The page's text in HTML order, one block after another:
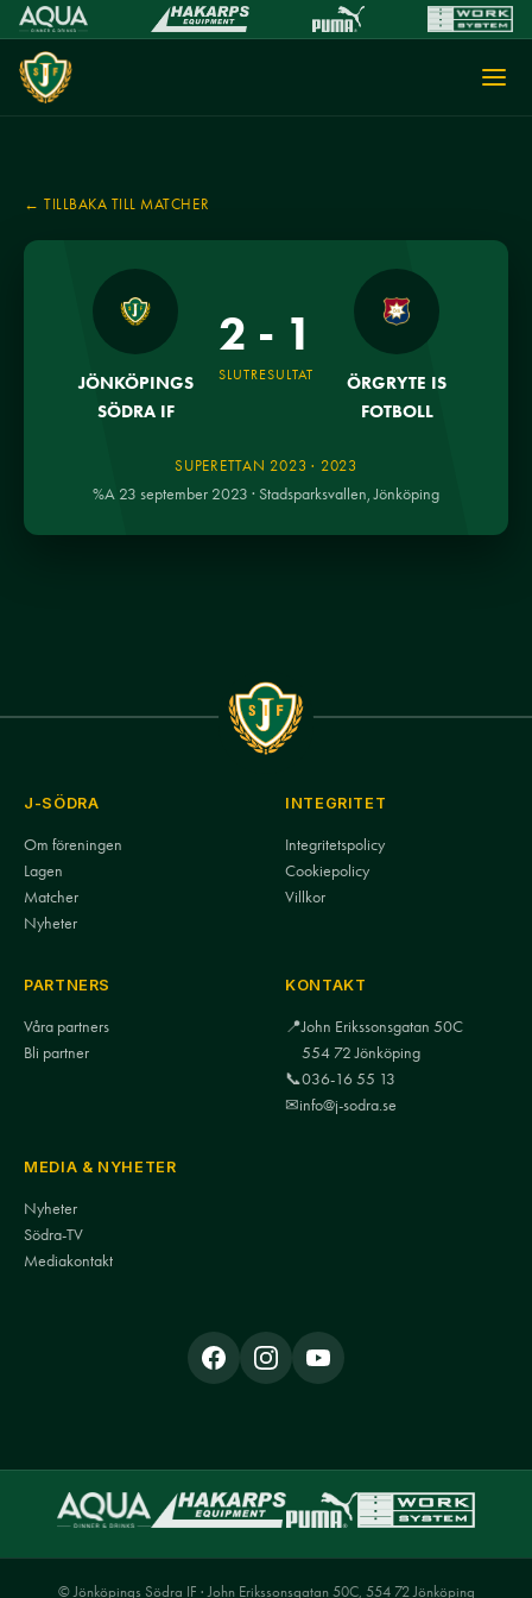
← TILLBAKA TILL MATCHER
JÖNKÖPINGS
SÖDRA IF
2 - 1
SLUTRESULTAT
ÖRGRYTE IS
FOTBOLL
SUPERETTAN 2023 · 2023
%A 23 september 2023 · Stadsparksvallen, Jönköping
J-SÖDRA
Om föreningen
Lagen
Matcher
Nyheter
INTEGRITET
Integritetspolicy
Cookiepolicy
Villkor
PARTNERS
Våra partners
Bli partner
KONTAKT
📍John Erikssonsgatan 50C
554 72 Jönköping
📞036-16 55 13
✉info@j-sodra.se
MEDIA & NYHETER
Nyheter
Södra-TV
Mediakontakt
© Jönköpings Södra IF · John Erikssonsgatan 50C, 554 72 Jönköping